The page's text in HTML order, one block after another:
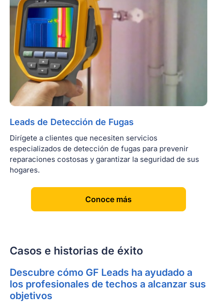
Leads de Detección de Fugas
Dirígete a clientes que necesiten servicios
especializados de detección de fugas para prevenir
reparaciones costosas y garantizar la seguridad de sus
hogares.
[
Conoce más]
Casos e historias de éxito
Descubre cómo GF Leads ha ayudado a
los profesionales de techos a alcanzar sus
objetivos